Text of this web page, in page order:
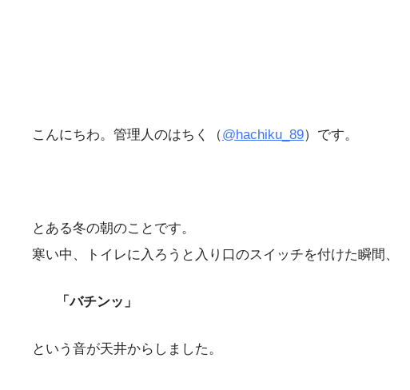
こんにちわ。管理人のはちく（@hachiku_89）です。
とある冬の朝のことです。
寒い中、トイレに入ろうと入り口のスイッチを付けた瞬間、
「バチンッ」
という音が天井からしました。